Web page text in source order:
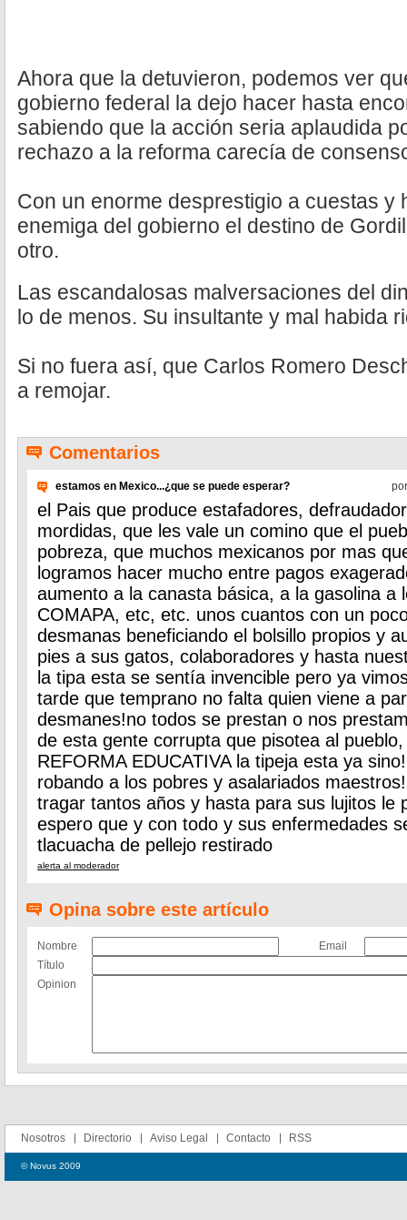
Ahora que la detuvieron, podemos ver
gobierno federal la dejo hacer hasta
sabiendo que la acción seria aplaudida
rechazo a la reforma carecía de
Con un enorme desprestigio a cuestas y
enemiga del gobierno el destino de
otro.
Las escandalosas malversaciones del
lo de menos. Su insultante y mal habida
Si no fuera así, que Carlos Romero
a remojar.
Comentarios
estamos en Mexico...¿que se puede esperar?
el Pais que produce estafadores,
mordidas, que les vale un comino que el
pobreza, que muchos mexicanos por mas
logramos hacer mucho entre pagos
aumento a la canasta básica, a la gasolina a
COMAPA, etc, etc. unos cuantos con un
desmanas beneficiando el bolsillo propios y
pies a sus gatos, colaboradores y hasta
la tipa esta se sentía invencible pero ya
tarde que temprano no falta quien viene a
desmanes!no todos se prestan o nos
de esta gente corrupta que pisotea al
REFORMA EDUCATIVA la tipeja esta ya
robando a los pobres y asalariados
tragar tantos años y hasta para sus lujitos le
espero que y con todo y sus enfermedades
tlacuacha de pellejo restirado
alerta al moderador
Opina sobre este artículo
Nombre
Email
Título
Opinion
Nosotros Directorio Aviso Legal Contacto RSS
© Novus 2009